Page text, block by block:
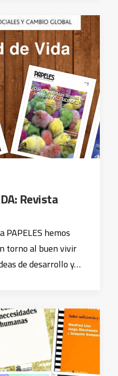
Revista
PAPELES hemos
torno al buen vivir
de desarrollo y…